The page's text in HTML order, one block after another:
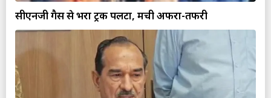
सीएनजी गैस से भरा ट्रक पलटा, मची अफरा-तफरी